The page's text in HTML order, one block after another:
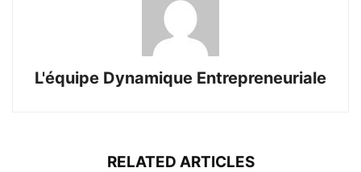
L'équipe Dynamique Entrepreneuriale
RELATED ARTICLES